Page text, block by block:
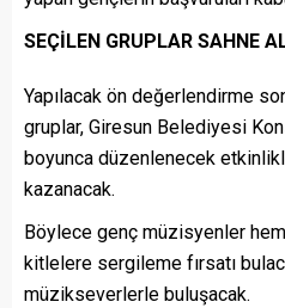
SEÇİLEN GRUPLAR SAHNE
Yapılacak ön değerlendirme
gruplar, Giresun Belediyesi
boyunca düzenlenecek
kazanacak.
Böylece genç müzisyenler
kitlelere sergileme fırsatı
müzikseverlerle buluşacak.